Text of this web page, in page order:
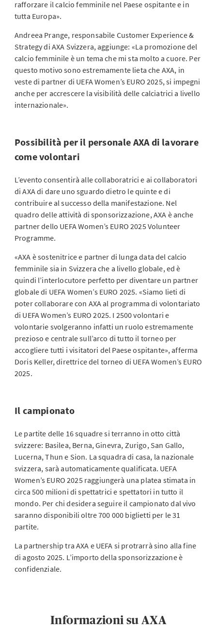
rafforzare il calcio femminile nel Paese ospitante e in
tutta Europa».
Andreea Prange, responsabile Customer Experience &
Strategy di AXA Svizzera, aggiunge: «La promozione del
calcio femminile è un tema che mi sta molto a cuore. Per
questo motivo sono estremamente lieta che AXA, in
veste di partner di UEFA Women’s EURO 2025, si impegni
anche per accrescere la visibilità delle calciatrici a livello
internazionale».
Possibilità per il personale AXA di lavorare
come volontari
L’evento consentirà alle collaboratrici e ai collaboratori
di AXA di dare uno sguardo dietro le quinte e di
contribuire al successo della manifestazione. Nel
quadro delle attività di sponsorizzazione, AXA è anche
partner dello UEFA Women’s EURO 2025 Volunteer
Programme.
«AXA è sostenitrice e partner di lunga data del calcio
femminile sia in Svizzera che a livello globale, ed è
quindi l’interlocutore perfetto per diventare un partner
globale di UEFA Women’s EURO 2025. «Siamo lieti di
poter collaborare con AXA al programma di volontariato
di UEFA Women’s EURO 2025. I 2500 volontari e
volontarie svolgeranno infatti un ruolo estremamente
prezioso e centrale sull’arco di tutto il torneo per
accogliere tutti i visitatori del Paese ospitante», afferma
Doris Keller, direttrice del torneo di UEFA Women’s EURO
2025.
Il campionato
Le partite delle 16 squadre si terranno in otto città
svizzere: Basilea, Berna, Ginevra, Zurigo, San Gallo,
Lucerna, Thun e Sion. La squadra di casa, la nazionale
svizzera, sarà automaticamente qualificata. UEFA
Women’s EURO 2025 raggiungerà una platea stimata in
circa 500 milioni di spettatrici e spettatori in tutto il
mondo. Per chi desidera seguire il campionato dal vivo
saranno disponibili oltre 700 000 biglietti per le 31
partite.
La partnership tra AXA e UEFA si protrarrà sino alla fine
di agosto 2025. L’importo della sponsorizzazione è
confidenziale.
Informazioni su AXA